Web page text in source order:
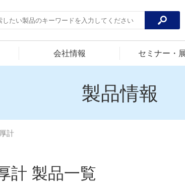
会社情報 セミナー・
製品情報
計
計 製品一覧